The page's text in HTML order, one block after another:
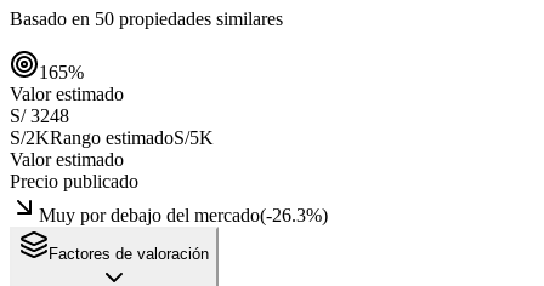
Basado en 50 propiedades similares
165%
Valor estimado
S/ 3248
S/2KRango estimadoS/5K
Valor estimado
Precio publicado
Muy por debajo del mercado(-26.3%)
Factores de valoración